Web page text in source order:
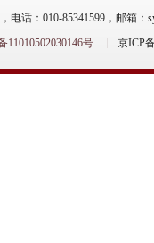
话：010-85341599，邮箱：
11010502030146号
京ICP